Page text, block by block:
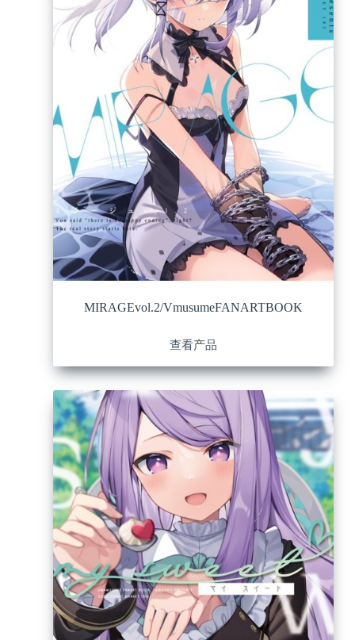
MIRAGEvol.2/VmusumeFANARTBOOK
查看产品